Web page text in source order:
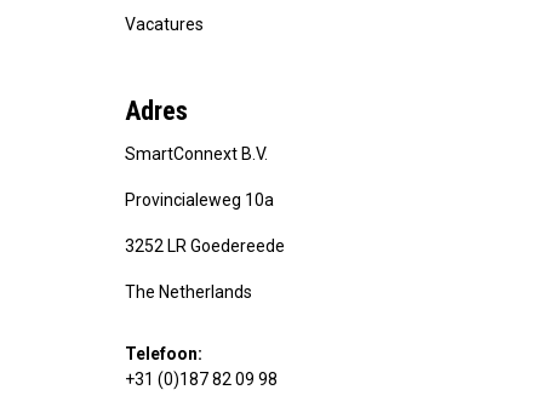
Vacatures
Adres
SmartConnext B.V.
Provincialeweg 10a
3252 LR Goedereede
The Netherlands
Telefoon:
+31 (0)187 82 09 98